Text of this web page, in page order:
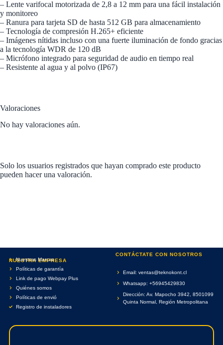
– Lente varifocal motorizada de 2,8 a 12 mm para una fácil instalación
y monitoreo
– Ranura para tarjeta SD de hasta 512 GB para almacenamiento
– Tecnología de compresión H.265+ eficiente
– Imágenes nítidas incluso con una fuerte iluminación de fondo gracias
a la tecnología WDR de 120 dB
– Micrófono integrado para seguridad de audio en tiempo real
– Resistente al agua y al polvo (IP67)
Valoraciones
No hay valoraciones aún.
Solo los usuarios registrados que hayan comprado este producto
pueden hacer una valoración.
NUESTRA EMPRESA
Nuestras Marcas
Políticas de garantía
Link de pago Webpay Plus
Quiénes somos
Políticas de envió
Registro de instaladores
CONTÁCTATE CON NOSOTROS
Email: ventas@teknokont.cl
Whatsapp: +56945429830
Dirección: Av. Mapocho 3942, 8501099
Quinta Normal, Región Metropolitana